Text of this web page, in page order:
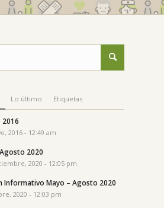
Lo último Etiquetas
2016
2016 - 12:49 am
2020
2020 - 12:05 pm
Informativo Mayo – Agosto 2020
2020 - 12:03 pm